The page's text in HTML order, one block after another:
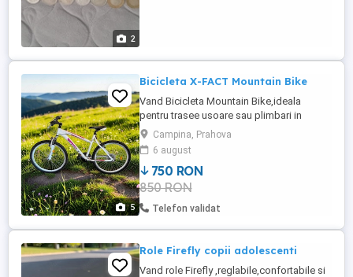
2
5
Bicicleta X-FACT Mountain Bike
Vand Bicicleta Mountain Bike,ideala
pentru trasee usoare sau plimbari in
oras.Constructie solida,confortabila si
usor de manevrat. Roti 26 Inch Cadru
aluminiu ,marime 19 inch 48 cm Furca fata
suspensie Transmisie Shimano RevoShift
Frane V-brake Culoare alb cu roz Stare
foarte buna Functioneaza ...
Campina, Prahova
6 august
750 RON
850 RON
Telefon validat
Role Firefly copii adolescenti
Vand role Firefly ,reglabile,confortabile si